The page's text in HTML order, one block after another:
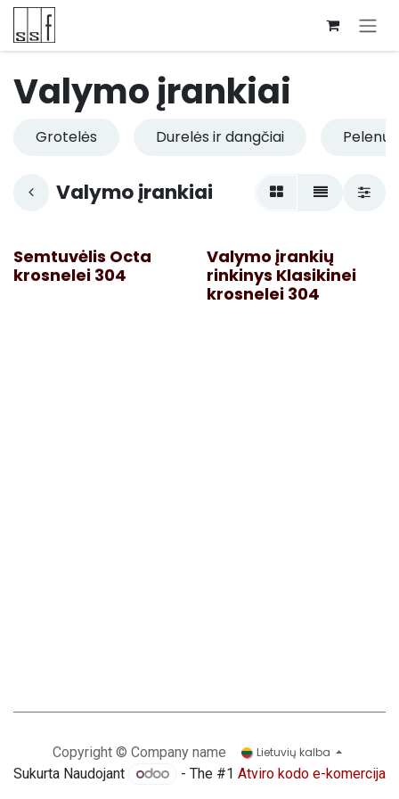
Skip to Content
Valymo įrankiai
Grotelės Durelės ir dangčiai Pelenų
Valymo įrankiai
Semtuvėlis Octa
krosnelei 304
Valymo įrankių
rinkinys Klasikinei
krosnelei 304
Copyright © Company name Lietuvių kalba
Sukurta Naudojant - The #1 Atviro kodo e-komercija